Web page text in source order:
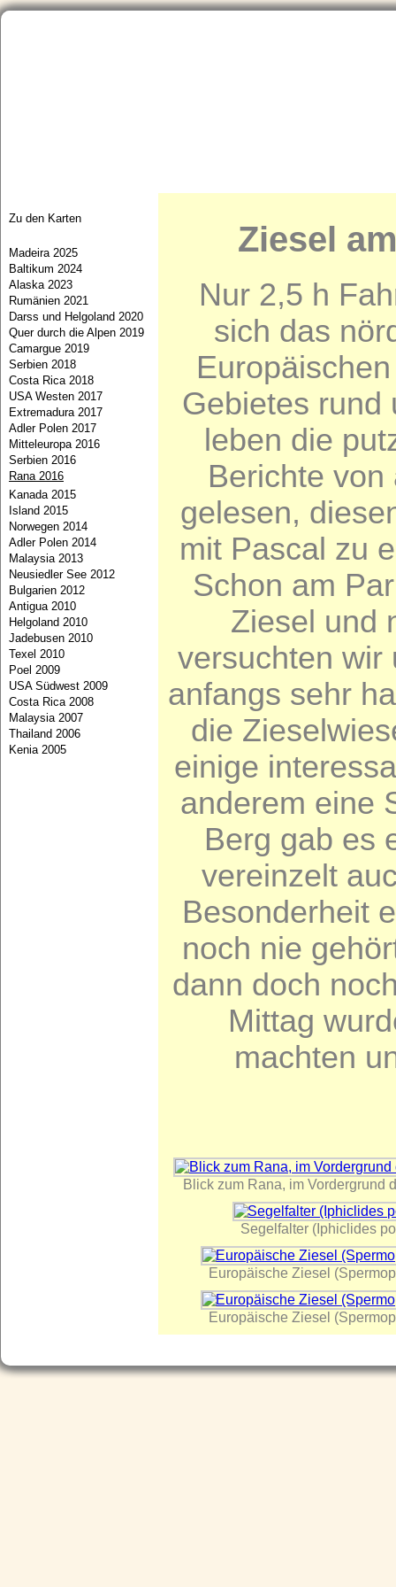
Zu den Karten
Madeira 2025
Baltikum 2024
Alaska 2023
Rumänien 2021
Darss und Helgoland 2020
Quer durch die Alpen 2019
Camargue 2019
Serbien 2018
Costa Rica 2018
USA Westen 2017
Extremadura 2017
Adler Polen 2017
Mitteleuropa 2016
Serbien 2016
Rana 2016
Kanada 2015
Island 2015
Norwegen 2014
Adler Polen 2014
Malaysia 2013
Neusiedler See 2012
Bulgarien 2012
Antigua 2010
Helgoland 2010
Jadebusen 2010
Texel 2010
Poel 2009
USA Südwest 2009
Costa Rica 2008
Malaysia 2007
Thailand 2006
Kenia 2005
Ziesel
Nur 2,5 h
sich das
Gebietes rund
leben die
Berichte
gelesen,
mit Pascal zu
Schon am
Ziesel und
versuchten wir
anfangs sehr
die
einige
anderem eine
Berg gab es
vereinzelt
Besonderheit
noch nie
dann doch
Mittag
machten
Blick zum Rana, im Vordergrund
Segelfalter (Iphiclides
Europäische Ziesel
Europäische Ziesel